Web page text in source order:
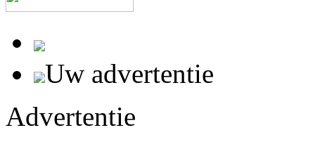
Uw advertentie
Advertentie